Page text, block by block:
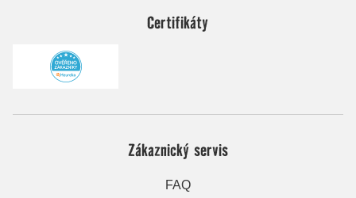
Certifikáty
Zákaznický servis
FAQ